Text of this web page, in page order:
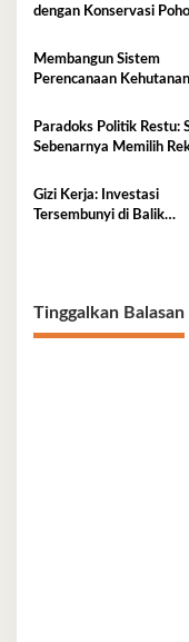
dengan Konservasi
Membangun Sistem
Perencanaan Kehutanan
Agroforestry dan
Agraria dalam Tata
Paradoks Politik Restu:
Sebenarnya Memilih
Gizi Kerja: Investasi
Tersembunyi di Balik
Tinggalkan Balasan